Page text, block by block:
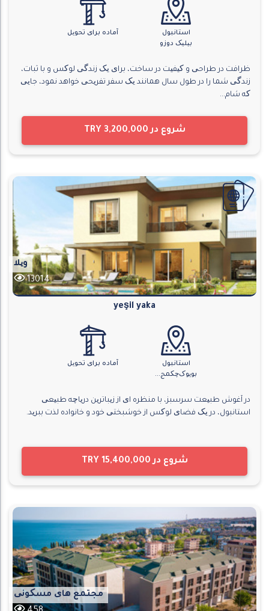
استانبول
بیلیک دوزو
آماده برای تحویل
ظرافت در طراحی و کیفیت در ساخت، برای یک زندگی لوکس و با ثبات،
زندگی شما را در طول سال همانند یک سفر تفریحی خواهد نمود، جایی
که شام...
شروع در TRY 3,200,000
ویلا
13014
yeşil yaka
استانبول
بویوک‌چکمج...
آماده برای تحویل
در آغوش طبیعت سرسبز، با منظره ای از زیباترین دریاچه طبیعی
استانبول، در یک فضای لوکس از خوشبختی خود و خانواده لذت ببرید.
شروع در TRY 15,400,000
مجتمع های مسکونی